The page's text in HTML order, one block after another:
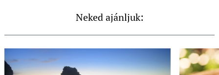
Neked ajánljuk: